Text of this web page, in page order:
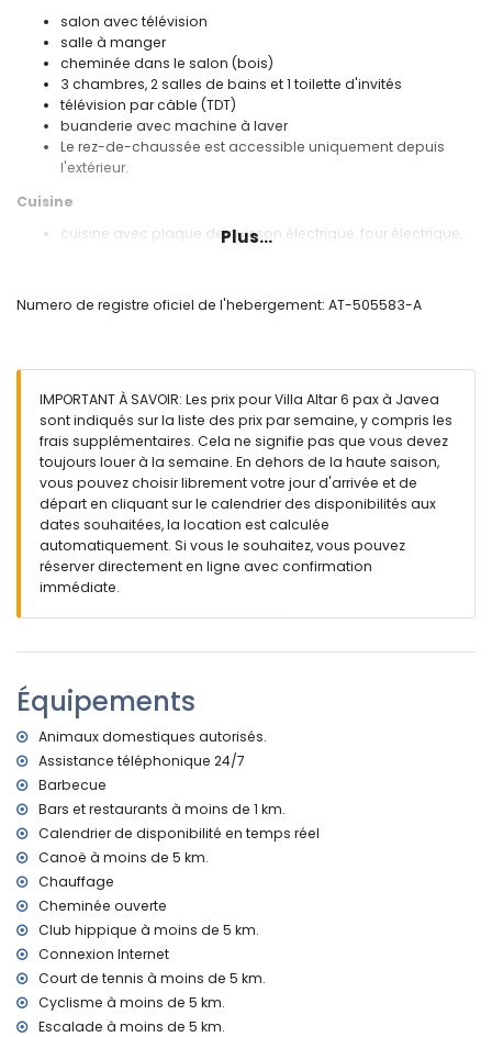
salon avec télévision
salle à manger
cheminée dans le salon (bois)
3 chambres, 2 salles de bains et 1 toilette d'invités
télévision par câble (TDT)
buanderie avec machine à laver
Le rez-de-chaussée est accessible uniquement depuis
l'extérieur.
Cuisine
cuisine avec plaque de cuisson électrique, four électrique,
Chambres et salles de bains
et toilette
salle de bains avec lavabo simple, douche et toilette
Extérieur de la villa
terrain clôturé
piscine privée de 10m x 5m et 2m de profondeur
jardin avec arbres et mobilier de jardin avec transats
2 terrasses, dont une couverte
barbecue
espace salon extérieur et espace repas extérieur
5 places de parking privées
Plus d'informations
villa)
rive ou bord de mer le plus proche : Méditerranée, Xàbia (à
moins de 4 kilomètres de la villa)
plage la plus proche : La Grava, Xàbia (à moins de 4
kilomètres de la villa)
port le plus proche : Aduanas del Mar (à moins de 2
kilomètres de la villa)
parc le plus proche : Montgó, Xàbia (à moins de 2
aéroport le plus proche : Alicante (à moins de 100
kilomètres de la villa)
deuxième aéroport le plus proche : Valence (> 100
kilomètres)
fumer n'est pas autorisé
animaux de compagnie acceptés
Logement très adapté pour les familles avec enfants
Plus...
Numero de registre oficiel de l'hebergement: AT-505583-A
IMPORTANT À SAVOIR: Les prix pour Villa Altar 6 pax à Javea
sont indiqués sur la liste des prix par semaine, y compris les
frais supplémentaires. Cela ne signifie pas que vous devez
toujours louer à la semaine. En dehors de la haute saison,
vous pouvez choisir librement votre jour d'arrivée et de
départ en cliquant sur le calendrier des disponibilités aux
dates souhaitées, la location est calculée
automatiquement. Si vous le souhaitez, vous pouvez
réserver directement en ligne avec confirmation
immédiate.
Équipements
Animaux domestiques autorisés.
Assistance téléphonique 24/7
Barbecue
Bars et restaurants à moins de 1 km.
Calendrier de disponibilité en temps réel
Canoë à moins de 5 km.
Chauffage
Cheminée ouverte
Club hippique à moins de 5 km.
Connexion Internet
Court de tennis à moins de 5 km.
Cyclisme à moins de 5 km.
Escalade à moins de 5 km.